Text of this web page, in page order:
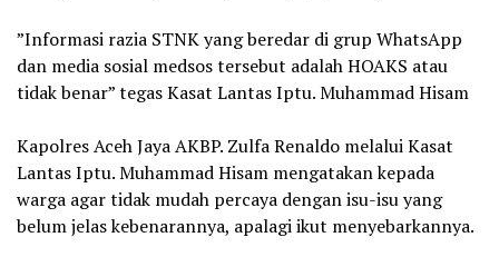
‎”Informasi razia STNK yang beredar di grup WhatsApp
dan media sosial medsos tersebut adalah HOAKS atau
tidak benar” tegas Kasat Lantas Iptu. Muhammad Hisam
‎Kapolres Aceh Jaya AKBP. Zulfa Renaldo melalui Kasat
Lantas Iptu. Muhammad Hisam mengatakan kepada
warga agar tidak mudah percaya dengan isu-isu yang
belum jelas kebenarannya, apalagi ikut menyebarkannya.